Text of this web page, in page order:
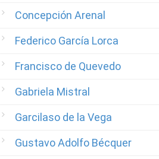
Concepción Arenal
Federico García Lorca
Francisco de Quevedo
Gabriela Mistral
Garcilaso de la Vega
Gustavo Adolfo Bécquer